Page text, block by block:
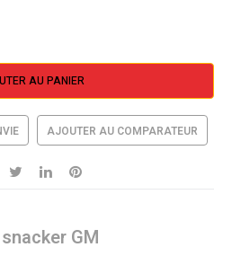
AU PANIER
AJOUTER AU COMPARATEUR
GM